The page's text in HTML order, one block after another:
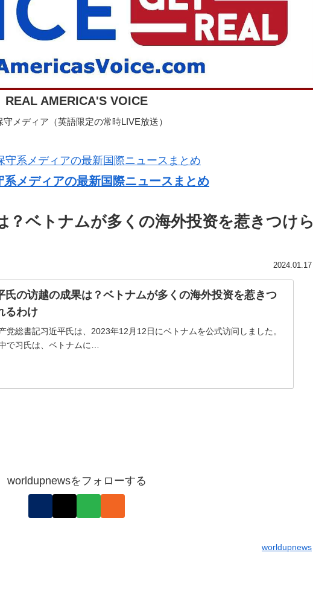
REAL AMERICA'S VOICE
守メディア（英語限定の常時LIVE放送）
系メディアの最新国際ニュースまとめ
？ベトナムが多くの海外投资を惹きつけら
2024.01.17
氏の访越の成果は？ベトナムが多くの海外投资を惹きつ
るわけ
党総書記习近平氏は、2023年12月12日にベトナムを公式访问しました。
で习氏は、ベトナムに…
worldupnewsをフォローする
worldupnews